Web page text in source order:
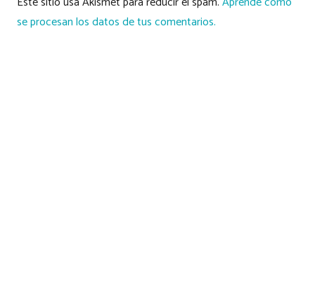
se procesan los datos de tus comentarios.